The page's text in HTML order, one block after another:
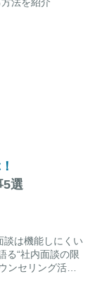
法を紹介
5選
談は機能しにくい
る“社内面談の限
ンセリング活用